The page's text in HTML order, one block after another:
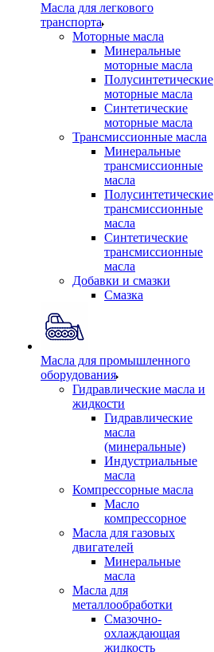
Масла для легкового
транспорта
Моторные масла
Минеральные
моторные масла
Полусинтетические
моторные масла
Синтетические
моторные масла
Трансмиссионные масла
Минеральные
трансмиссионные
масла
Полусинтетические
трансмиссионные
масла
Синтетические
трансмиссионные
масла
Добавки и смазки
Смазка
Масла для промышленного
оборудования
Гидравлические масла и
жидкости
Гидравлические
масла
(минеральные)
Индустриальные
масла
Компрессорные масла
Масло
компрессорное
Масла для газовых
двигателей
Минеральные
масла
Масла для
металлообработки
Смазочно-
охлаждающая
жидкость